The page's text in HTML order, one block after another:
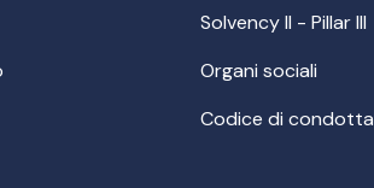
Solvency II - Pillar III
Organi sociali
Codice di condotta